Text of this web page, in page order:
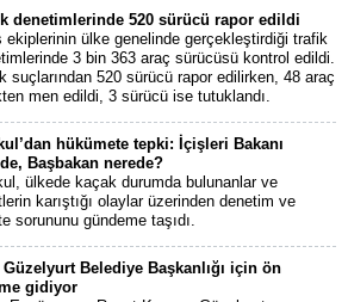
denetimlerinde 520 sürücü rapor edildi
ekiplerinin ülke genelinde gerçekleştirdiği trafik
3 bin 363 araç sürücüsü kontrol edildi.
suçlarından 520 sürücü rapor edilirken, 48 araç
men edildi, 3 sürücü ise tutuklandı.
hükümete tepki: İçişleri Bakanı
Başbakan nerede?
ülkede kaçak durumda bulunanlar ve
karıştığı olaylar üzerinden denetim ve
sorununu gündeme taşıdı.
Güzelyurt Belediye Başkanlığı için ön
gidiyor